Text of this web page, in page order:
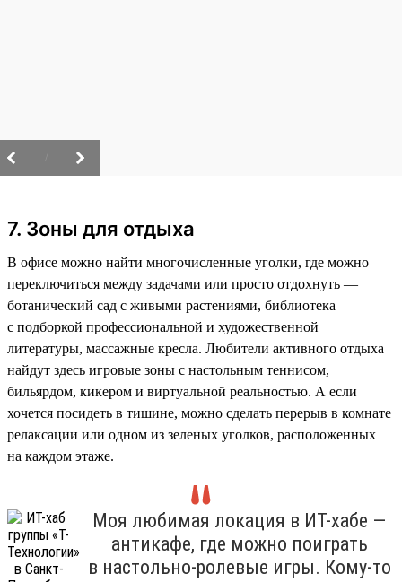
7. Зоны для отдыха
В офисе можно найти многочисленные уголки, где можно
переключиться между задачами или просто отдохнуть —
ботанический сад с живыми растениями, библиотека
с подборкой профессиональной и художественной
литературы, массажные кресла. Любители активного отдыха
найдут здесь игровые зоны с настольным теннисом,
бильярдом, кикером и виртуальной реальностью. А если
хочется посидеть в тишине, можно сделать перерыв в комнате
релаксации или одном из зеленых уголков, расположенных
на каждом этаже.
Моя любимая локация в ИТ-хабе —
антикафе, где можно поиграть
в настольно-ролевые игры. Кому-то